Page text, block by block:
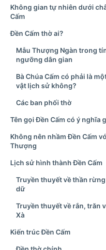
Ngàn, nổi bật với
công ngoại quốc
Nằm dưới chân núi
Cấm là một không
đời của vùng đất bên
đồ sộ như nhiều quần
gây ấn tượng bởi địa
mát, phía sau có núi
tương đối tách biệt với
Đối tượng thờ phụng
Thượng Ngàn, còn
tôn xưng là Bà Chúa
Chúa Sơn Lâm. Đây là
miền rừng núi, cây cỏ
cộng đồng cư trú gần
Trải qua thời gian, từ
Không gian tự nhiên dưới
Cấm
Đền Cấm thờ ai?
Mẫu Thượng Ngàn trong
ngưỡng dân gian
Bà Chúa Cấm có phải là
vật lịch sử không?
Các ban phối thờ
Tên gọi Đền Cấm có ý nghĩa
Không nên nhầm Đền Cấm
Thượng
Lịch sử hình thành Đền Cấm
Truyền thuyết về thần
dữ
Truyền thuyết về rắn, trăn
Xà
Kiến trúc Đền Cấm